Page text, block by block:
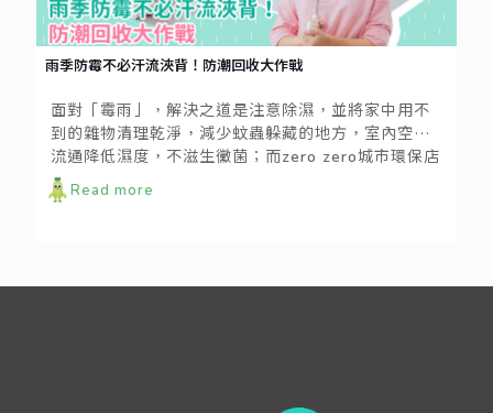
雨季防霉不必汗流浹背！防潮回收大作戰
面對「霉雨」，解決之道是注意除濕，並將家中用不
到的雜物清理乾淨，減少蚊蟲躲藏的地方，室內空氣
流通降低濕度，不滋生黴菌；而zero zero城市環保店
此時就是民眾防潮抗戰的前哨站！
Read more